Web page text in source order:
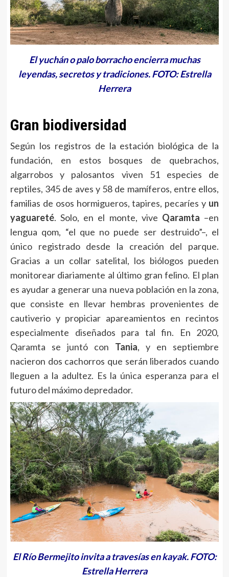
El yuchán o palo borracho encierra muchas
leyendas, secretos y tradiciones. FOTO: Estrella
Herrera
Gran biodiversidad
Según los registros de la estación biológica de la
fundación, en estos bosques de quebrachos,
algarrobos y palosantos viven 51 especies de
reptiles, 345 de aves y 58 de mamíferos, entre ellos,
familias de osos hormigueros, tapires, pecaríes y un
yaguareté. Solo, en el monte, vive Qaramta –en
lengua qom, “el que no puede ser destruido”–, el
único registrado desde la creación del parque.
Gracias a un collar satelital, los biólogos pueden
monitorear diariamente al último gran felino. El plan
es ayudar a generar una nueva población en la zona,
que consiste en llevar hembras provenientes de
cautiverio y propiciar apareamientos en recintos
especialmente diseñados para tal fin. En 2020,
Qaramta se juntó con Tania, y en septiembre
nacieron dos cachorros que serán liberados cuando
lleguen a la adultez. Es la única esperanza para el
futuro del máximo depredador.
El Río Bermejito invita a travesías en kayak. FOTO:
Estrella Herrera